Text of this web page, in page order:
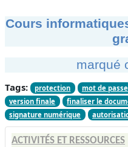
Cours
marqué
Tags: protection mot de passe
version finale
finaliser le
signature numérique
ACTIVITÉS ET RESSOURCES